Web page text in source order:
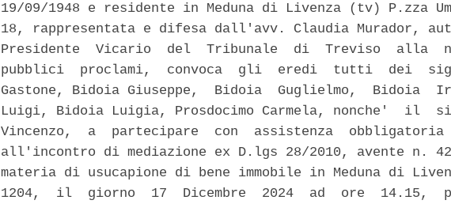
19/09/1948 e residente in Meduna di Livenza (tv) P.zza
18, rappresentata e difesa dall'avv. Claudia Murador,
Presidente  Vicario  del  Tribunale  di  Treviso  alla
pubblici  proclami,  convoca  gli  eredi  tutti  dei
Gastone, Bidoia Giuseppe,  Bidoia  Guglielmo,  Bidoia
Luigi, Bidoia Luigia, Prosdocimo Carmela, nonche'  il
Vincenzo,  a  partecipare  con  assistenza
all'incontro di mediazione ex D.lgs 28/2010, avente n.
materia di usucapione di bene immobile in Meduna di
1204,  il  giorno  17  Dicembre  2024  ad  ore  14.15,